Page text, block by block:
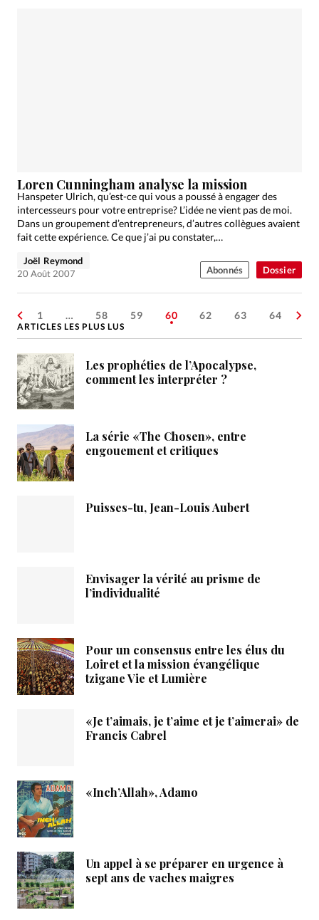
Dossier
Loren Cunningham analyse la mission
Hanspeter Ulrich, qu’est-ce qui vous a poussé à engager des
intercesseurs pour votre entreprise? L’idée ne vient pas de moi.
Dans un groupement d’entrepreneurs, d’autres collègues avaient
fait cette expérience. Ce que j’ai pu constater,…
Joël Reymond
20 Août 2007
Abonnés
1 … 58 59 60 62 63 64
ARTICLES LES PLUS LUS
Les prophéties de l’Apocalypse,
comment les interpréter ?
La série «The Chosen», entre
engouement et critiques
Puisses-tu, Jean-Louis Aubert
Envisager la vérité au prisme de
l’individualité
Pour un consensus entre les élus du
Loiret et la mission évangélique
tzigane Vie et Lumière
«Je t’aimais, je t’aime et je t’aimerai» de
Francis Cabrel
«Inch’Allah», Adamo
Un appel à se préparer en urgence à
sept ans de vaches maigres